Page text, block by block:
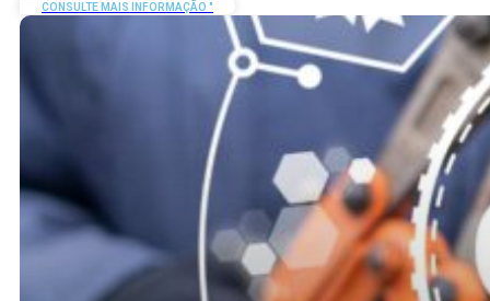
CONSULTE MAIS INFORMAÇÃO "